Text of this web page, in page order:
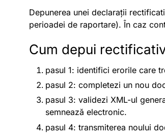
Depunerea unei declarații
perioadei de raportare). În caz
Cum depui
pasul 1: identifici erorile care
pasul 2: completezi un nou
pasul 3: validezi XML-ul
semnează electronic.
pasul 4: transmiterea noului